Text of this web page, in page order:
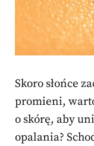
Skoro słońce
promieni,
o skórę, aby
opalania?